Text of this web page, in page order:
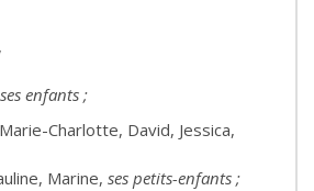
ses enfants ;
Charlotte, David, Jessica,
Marine, ses petits-enfants ;